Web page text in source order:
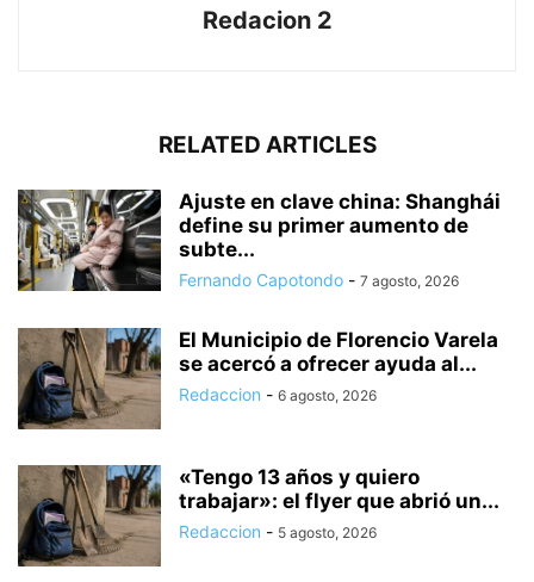
Redacion 2
RELATED ARTICLES
Ajuste en clave china: Shanghái
define su primer aumento de
subte...
Fernando Capotondo - 7 agosto, 2026
El Municipio de Florencio Varela
se acercó a ofrecer ayuda al...
Redaccion - 6 agosto, 2026
«Tengo 13 años y quiero
trabajar»: el flyer que abrió un...
Redaccion - 5 agosto, 2026